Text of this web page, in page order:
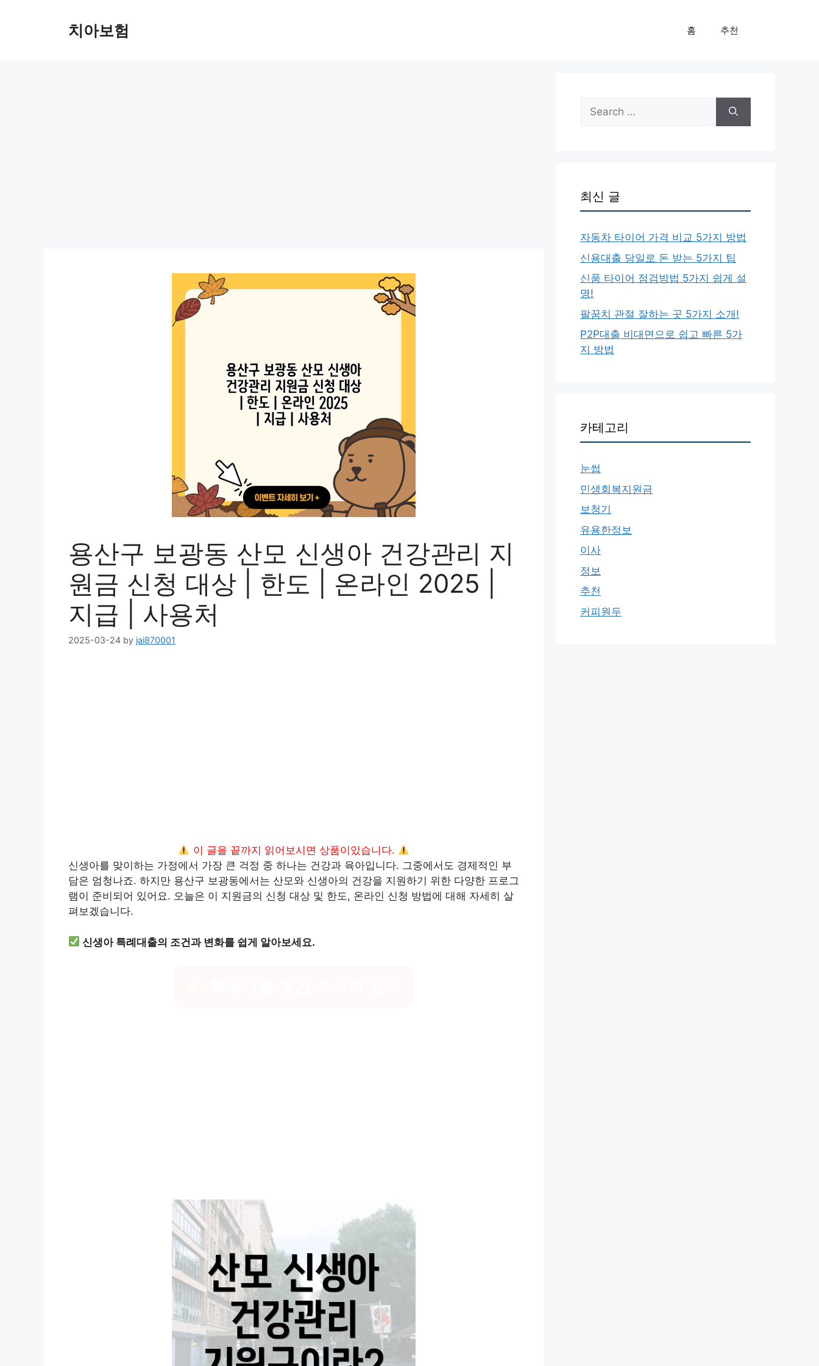
치아보험 홈 추천
용산구 보광동 산모 신생아 건강관리 지
원금 신청 대상 | 한도 | 온라인 2025 |
지급 | 사용처
2025-03-24 by jai870001
이 글을 끝까지 읽어보시면 상품이있습니다.
신생아를 맞이하는 가정에서 가장 큰 걱정 중 하나는 건강과 육아입니다. 그중에서도 경제적인 부
담은 엄청나죠. 하지만 용산구 보광동에서는 산모와 신생아의 건강을 지원하기 위한 다양한 프로그
램이 준비되어 있어요. 오늘은 이 지원금의 신청 대상 및 한도, 온라인 신청 방법에 대해 자세히 살
펴보겠습니다.
신생아 특례대출의 조건과 변화를 쉽게 알아보세요.
Search
for:
최신 글
자동차 타이어 가격 비교 5가지 방법
신용대출 당일로 돈 받는 5가지 팁
신품 타이어 점검방법 5가지 쉽게 설
명!
팔꿈치 관절 잘하는 곳 5가지 소개!
P2P대출 비대면으로 쉽고 빠른 5가
지 방법
카테고리
눈썹
민생회복지원금
보청기
유용한정보
이사
정보
추천
커피원두